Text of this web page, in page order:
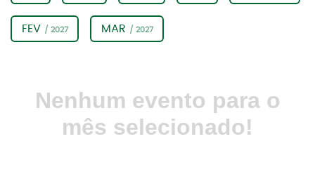
FEV / 2027 MAR / 2027
Nenhum evento para o
mês selecionado!